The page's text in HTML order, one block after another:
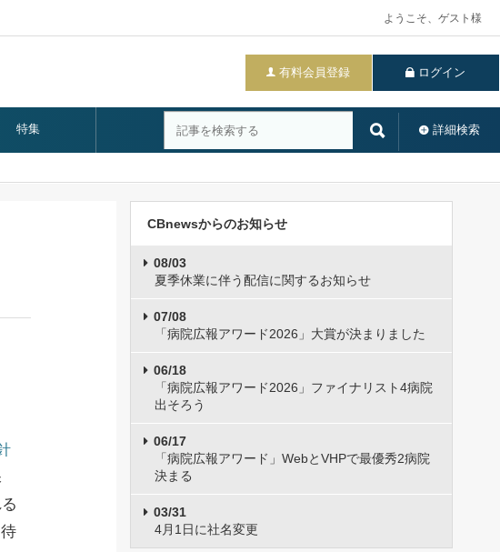
ようこそ、ゲスト様
有料会員登録 ログイン
詳細検索
特集
CBnewsからのお知らせ
08/03
夏季休業に伴う配信に関するお知らせ
07/08
「病院広報アワード2026」大賞が決まりました
06/18
「病院広報アワード2026」ファイナリスト4病院
出そろう
06/17
「病院広報アワード」WebとVHPで最優秀2病院
決まる
03/31
4月1日に社名変更